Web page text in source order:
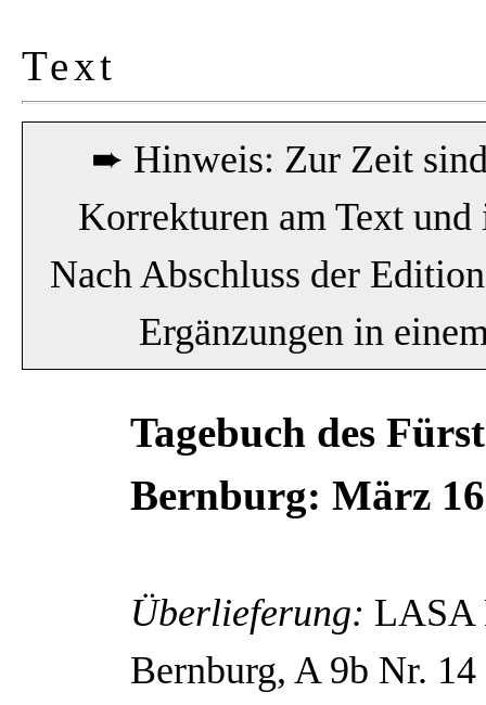
Text
➨ Hinweis: Zur Zeit
Korrekturen am Text
Nach Abschluss der
Ergänzungen in
Tagebuch des
Bernburg: März
Überlieferung: LASA
Bernburg, A 9b Nr.